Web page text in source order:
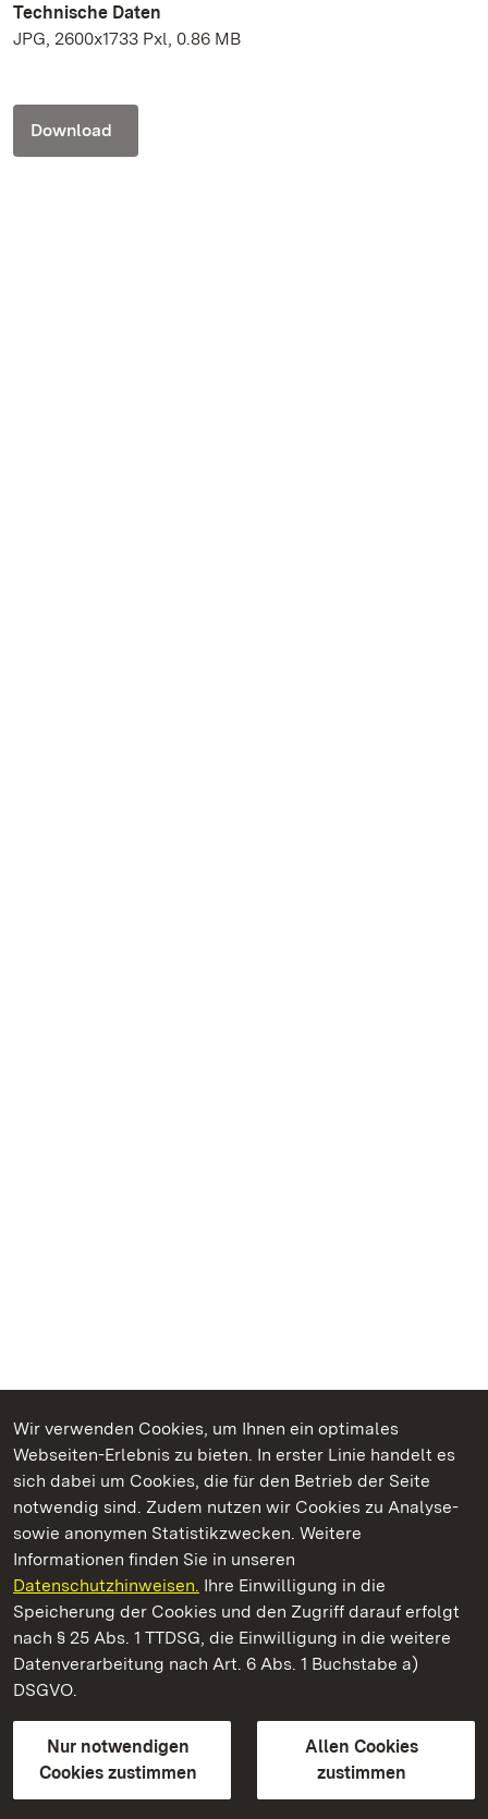
Wir verwenden Cookies, um Ihnen ein optimales
Webseiten-Erlebnis zu bieten. In erster Linie handelt es
sich dabei um Cookies, die für den Betrieb der Seite
notwendig sind. Zudem nutzen wir Cookies zu Analyse-
sowie anonymen Statistikzwecken. Weitere
Informationen finden Sie in unseren
Datenschutzhinweisen. Ihre Einwilligung in die
Speicherung der Cookies und den Zugriff darauf erfolgt
nach § 25 Abs. 1 TTDSG, die Einwilligung in die weitere
Datenverarbeitung nach Art. 6 Abs. 1 Buchstabe a)
DSGVO.
Nur notwendigen
Cookies zustimmen
Allen Cookies
zustimmen
Technische Daten
JPG, 2600x1733 Pxl, 0.86 MB
Download
Kommen. Staunen. Genießen.
Staatliche Schlösser und Gärten Baden‑Württemberg
Staatliche Schlösser und Gärten Baden-Württemberg
Kontakt
GebärdenspracheLeichte Sprache
Erklärung zur Barrierefreiheit
BITV-konform (geprüfte Seiten)